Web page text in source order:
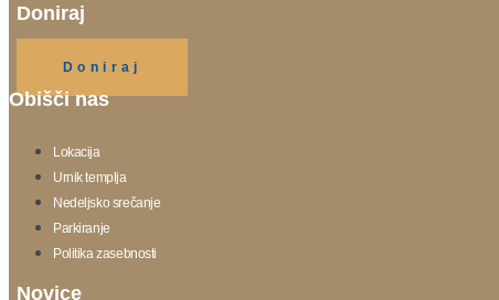
Doniraj
Doniraj
Obišči nas
Lokacija
Urnik templja
Nedeljsko srečanje
Parkiranje
Politika zasebnosti
Novice